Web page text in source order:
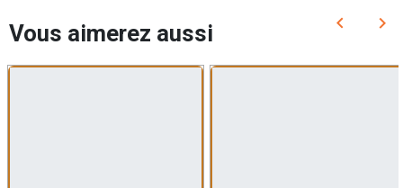
Vous aimerez aussi Précédent
keyboard_arrow_left keyboard_arrow_right